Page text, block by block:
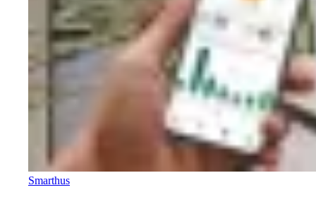
Smarthus